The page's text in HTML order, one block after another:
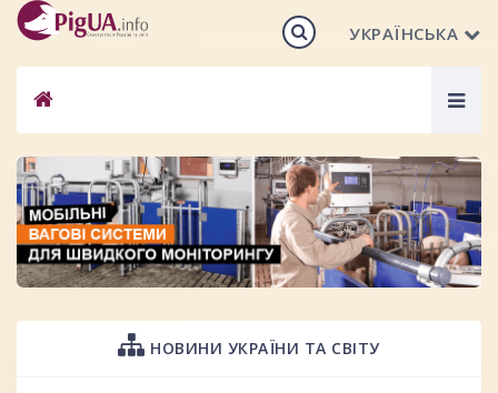
УКРАЇНСЬКА
НОВИНИ УКРАЇНИ ТА СВІТУ